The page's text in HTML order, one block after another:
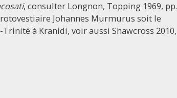
, consulter Longnon, Topping 1969, pp.
Johannes Murmurus soit le
à Kranidi, voir aussi Shawcross 2010,